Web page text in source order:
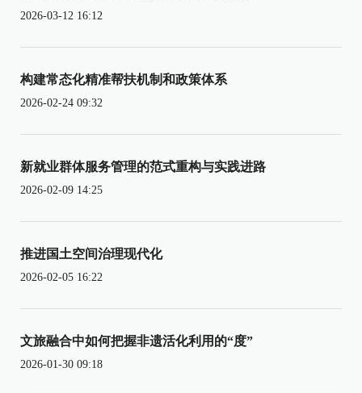
2026-03-12 16:12
构建常态化精准帮扶机制和政策体系
2026-02-24 09:32
新就业群体服务管理的范式重构与实践进路
2026-02-09 14:25
推进国土空间治理现代化
2026-02-05 16:22
文旅融合中如何把握非遗活化利用的“度”
2026-01-30 09:18